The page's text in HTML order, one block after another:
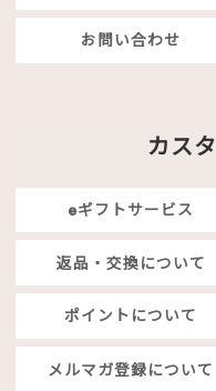
お問い合わせ
カス
eギフトサービス
返品・交換について
ポイントについて
メルマガ登録について